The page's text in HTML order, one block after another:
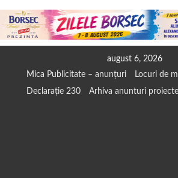
august 6, 2026
Mica Publicitate – anunțuri
Locuri de
Declarație 230
Arhiva anunturi proiecte